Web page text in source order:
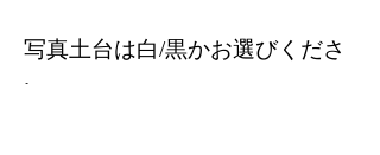
写真土台は白/黒かお選びくださ
い